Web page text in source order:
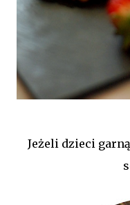
Jeżeli dzieci